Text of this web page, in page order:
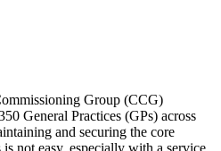
Group (CCG)
General Practices (GPs) across
and securing the core
is not easy, especially with a service